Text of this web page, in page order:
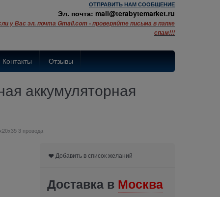
ОТПРАВИТЬ НАМ СООБЩЕНИЕ
Эл. почта: mail@terabytemarket.ru
у Вас эл. почта Gmail.com - проверяйте письма в папке
спам!!!
Контакты Отзывы
аккумуляторная
3 провода
Добавить в список желаний
Доставка в Москва